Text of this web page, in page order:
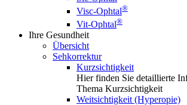
Visc-Ophtal®
Vit-Ophtal®
Ihre Gesundheit
Übersicht
Sehkorrektur
Kurzsichtigkeit
Hier finden Sie detaillierte
Thema Kurzsichtigkeit
Weitsichtigkeit (Hyperopie)